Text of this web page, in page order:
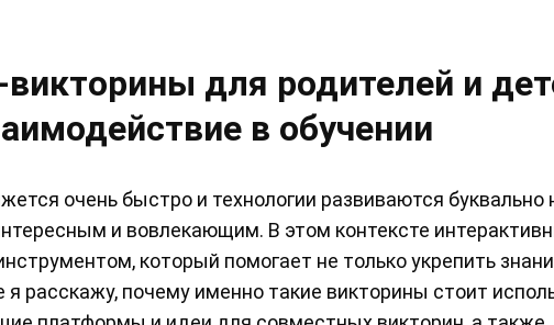
для родителей и
в обучении
очень быстро и технологии развиваются буквально
и вовлекающим. В этом контексте
который помогает не только укрепить
я расскажу, почему именно такие викторины стоит